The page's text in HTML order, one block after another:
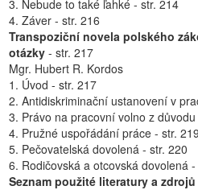
3. Nebude to také ľahké - str. 214
4. Záver - str. 216
Transpoziční novela polského
otázky - str. 217
Mgr. Hubert R. Kordos
1. Úvod - str. 217
2. Antidiskriminační ustanovení v
3. Právo na pracovní volno z
4. Pružné uspořádání práce - str. 219
5. Pečovatelská dovolená - str. 220
6. Rodičovská a otcovská dovolená
Seznam použité literatury a zdrojů